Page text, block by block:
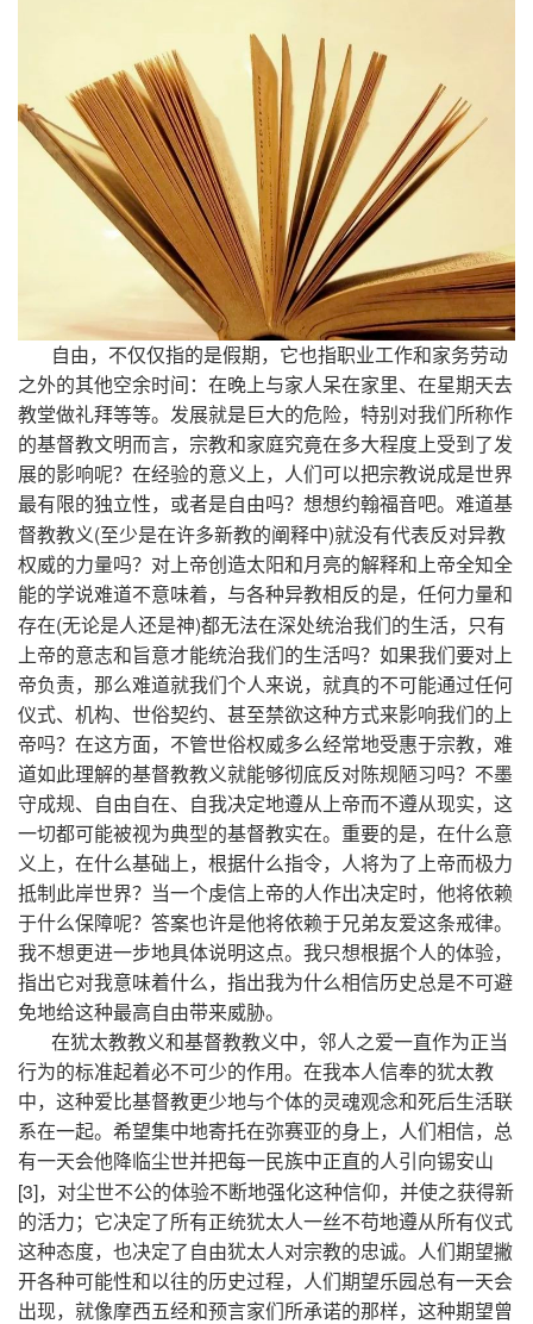
自由，不仅仅指的是假期，它也指职业工作和家务劳动
之外的其他空余时间：在晚上与家人呆在家里、在星期天去
教堂做礼拜等等。发展就是巨大的危险，特别对我们所称作
的基督教文明而言，宗教和家庭究竟在多大程度上受到了发
展的影响呢？在经验的意义上，人们可以把宗教说成是世界
最有限的独立性，或者是自由吗？想想约翰福音吧。难道基
督教教义(至少是在许多新教的阐释中)就没有代表反对异教
权威的力量吗？对上帝创造太阳和月亮的解释和上帝全知全
能的学说难道不意味着，与各种异教相反的是，任何力量和
存在(无论是人还是神)都无法在深处统治我们的生活，只有
上帝的意志和旨意才能统治我们的生活吗？如果我们要对上
帝负责，那么难道就我们个人来说，就真的不可能通过任何
仪式、机构、世俗契约、甚至禁欲这种方式来影响我们的上
帝吗？在这方面，不管世俗权威多么经常地受惠于宗教，难
道如此理解的基督教教义就能够彻底反对陈规陋习吗？不墨
守成规、自由自在、自我决定地遵从上帝而不遵从现实，这
一切都可能被视为典型的基督教实在。重要的是，在什么意
义上，在什么基础上，根据什么指令，人将为了上帝而极力
抵制此岸世界？当一个虔信上帝的人作出决定时，他将依赖
于什么保障呢？答案也许是他将依赖于兄弟友爱这条戒律。
我不想更进一步地具体说明这点。我只想根据个人的体验，
指出它对我意味着什么，指出我为什么相信历史总是不可避
免地给这种最高自由带来威胁。
在犹太教教义和基督教教义中，邻人之爱一直作为正当
行为的标准起着必不可少的作用。在我本人信奉的犹太教
中，这种爱比基督教更少地与个体的灵魂观念和死后生活联
系在一起。希望集中地寄托在弥赛亚的身上，人们相信，总
有一天会他降临尘世并把每一民族中正直的人引向锡安山
[3]，对尘世不公的体验不断地强化这种信仰，并使之获得新
的活力；它决定了所有正统犹太人一丝不苟地遵从所有仪式
这种态度，也决定了自由犹太人对宗教的忠诚。人们期望撇
开各种可能性和以往的历史过程，人们期望乐园总有一天会
出现，就像摩西五经和预言家们所承诺的那样，这种期望曾